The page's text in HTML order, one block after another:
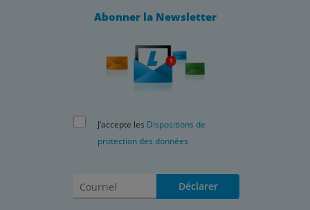
Abonner la Newsletter
J’accepte les Dispositions de
protection des données
Déclarer